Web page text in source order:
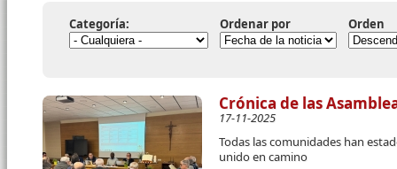
Categoría: Ordenar por Orden
Crónica de las
17-11-2025
Todas las comunidades han
unido en camino